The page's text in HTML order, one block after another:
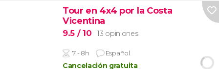
Tour en 4x4 por la Costa
Vicentina
9.5 / 10 13 opiniones
7 - 8h Español
Cancelación gratuita